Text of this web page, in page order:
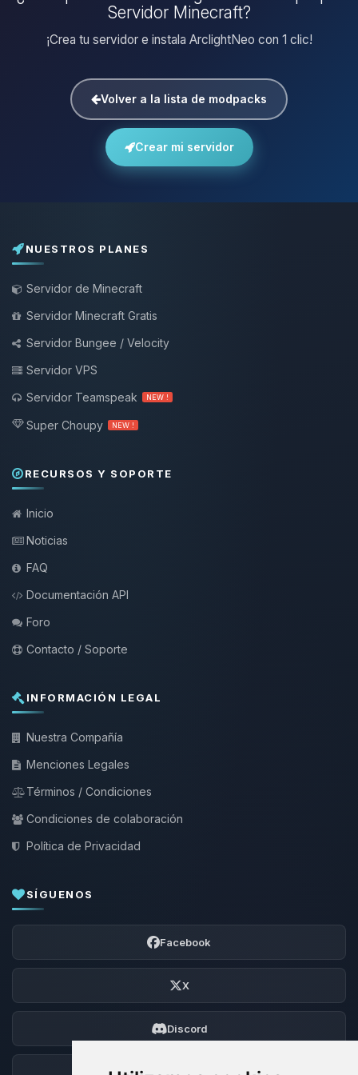
Servidor Minecraft?
¡Crea tu servidor e instala ArclightNeo con 1 clic!
Volver a la lista de modpacks
Crear mi servidor
NUESTROS PLANES
Servidor de Minecraft
Servidor Minecraft Gratis
Servidor Bungee / Velocity
Servidor VPS
Servidor Teamspeak
NEW !
Super Choupy NEW !
RECURSOS Y SOPORTE
Inicio
Noticias
FAQ
Documentación API
Foro
Contacto / Soporte
INFORMACIÓN LEGAL
Nuestra Compañía
Menciones Legales
Términos / Condiciones
Condiciones de colaboración
Política de Privacidad
SÍGUENOS
Facebook
X
Discord
Foro